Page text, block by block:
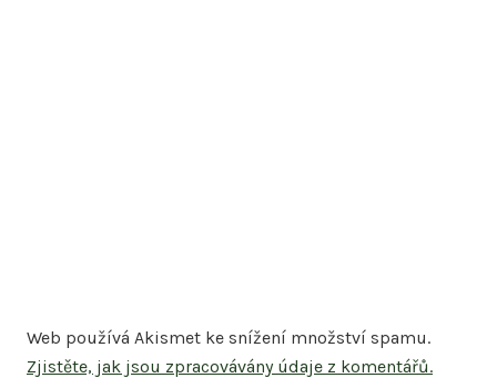
Web používá Akismet ke snížení množství spamu.
Zjistěte, jak jsou zpracovávány údaje z komentářů.